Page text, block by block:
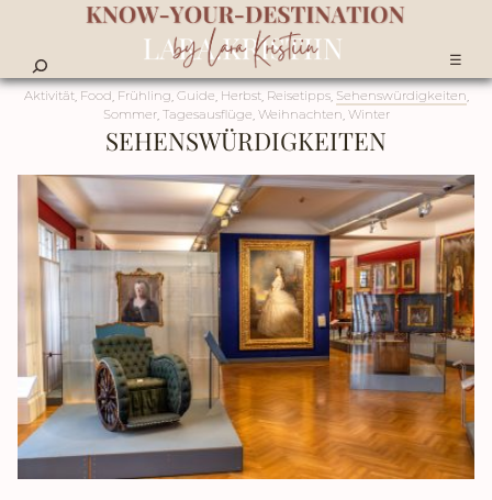
☰
Aktivität, Food Frühling Guide Herbst, Reisetipps, Sehenswürdigkeiten
Sommer, Tagesausflüge Weihnachten Winter
SEHENSWÜRDIGKEITEN